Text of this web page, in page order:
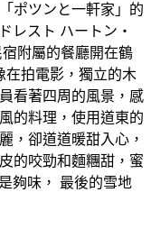
ポツンと一軒家」的
レスト ハートン・
附屬的餐廳開在鶴
在拍電影，獨立的木
看著四周的風景，感
的料理，使用道東的
，卻道道暖甜入心，
的咬勁和麵糰甜，蜜
夠味， 最後的雪地